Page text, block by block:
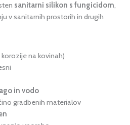
sanitarni silikon s fungicidom,
v sanitarnih prostorih in drugih
na kovinah)
in vodo
gradbenih materialov